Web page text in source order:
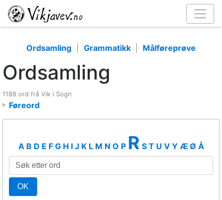
Ordsamling Grammatikk Målføreprøve
Ordsamling
1188 ord frå Vik i Sogn
Føreord
A B D E F G H I J K L M N O P R S T U V Y Æ Ø Å